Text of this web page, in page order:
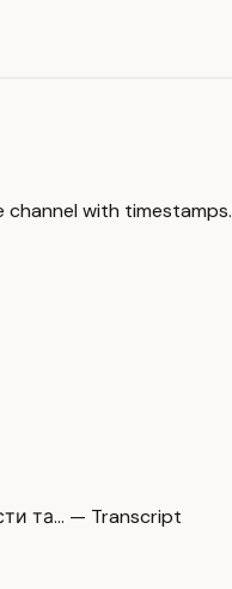
with timestamps.
та… — Transcript